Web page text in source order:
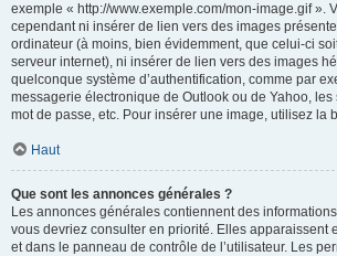
exemple « http://www.exemple.com/mon-image.gif ».
cependant ni insérer de lien vers des images
ordinateur (à moins, bien évidemment, que celui-ci
serveur internet), ni insérer de lien vers des images
quelconque système d’authentification, comme par
messagerie électronique de Outlook ou de Yahoo, les
mot de passe, etc. Pour insérer une image, utilisez la
Haut
Que sont les annonces générales ?
Les annonces générales contiennent des
vous devriez consulter en priorité. Elles apparaissent
et dans le panneau de contrôle de l’utilisateur. Les